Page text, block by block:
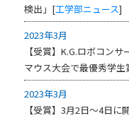
検出」 [工学部ニュース]
2023年3月
【受賞】K.G.ロボコン
マウス大会で最優秀学
2023年3月
【受賞】3月2日～4日に